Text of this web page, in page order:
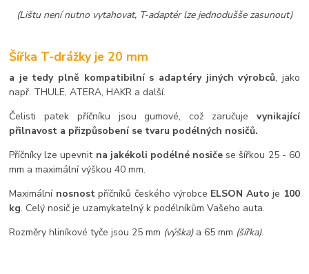
(Lištu není nutno vytahovat, T-adaptér lze jednodušše zasunout)
Šířka T-drážky je 20 mm
a je tedy plně kompatibilní s adaptéry jiných výrobců, jako
např. THULE, ATERA, HAKR a další.
Čelisti patek příčníku jsou gumové, což zaručuje vynikající
přilnavost a přizpůsobení se tvaru podélných nosičů.
Příčníky lze upevnit na jakékoli podélné nosiče se šířkou 25 - 60
mm a maximální výškou 40 mm.
Maximální nosnostpříčníků českého výrobce ELSON Autoje 100
kg. Celý nosič je uzamykatelný k podélníkům Vašeho auta.
Rozměry hliníkové tyče jsou 25 mm (výška)a 65 mm (šířka).